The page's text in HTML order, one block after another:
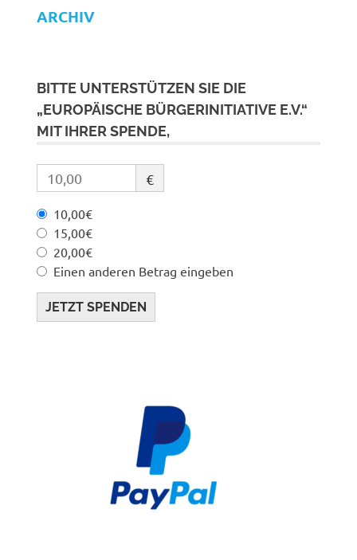
ARCHIV
BITTE UNTERSTÜTZEN SIE DIE
„EUROPÄISCHE BÜRGERINITIATIVE E.V.“
MIT IHRER SPENDE,
€
10,00€
15,00€
20,00€
Einen anderen Betrag eingeben
JETZT SPENDEN